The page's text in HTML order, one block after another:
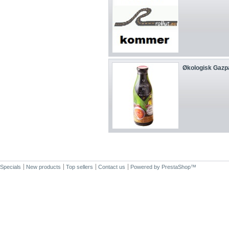
Økologisk
Specials New products Top sellers Contact us Powered by PrestaShop™